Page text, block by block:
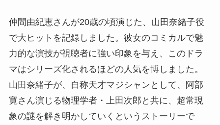
仲間由紀恵さんが20歳の頃演じた、山田奈緒子役
で大ヒットを記録しました。彼女のコミカルで魅
力的な演技が視聴者に強い印象を与え、このドラ
マはシリーズ化されるほどの人気を博しました。
山田奈緒子が、自称天才マジシャンとして、阿部
寛さん演じる物理学者・上田次郎と共に、超常現
象の謎を解き明かしていくというストーリーで